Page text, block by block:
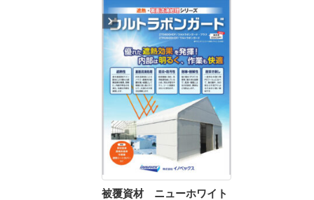
被覆資材 ニューホワイト